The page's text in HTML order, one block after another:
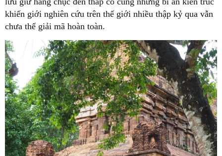
khiến giới nghiên cứu trên thế giới nhiều thập kỷ qua vẫn
chưa thể giải mã hoàn toàn.